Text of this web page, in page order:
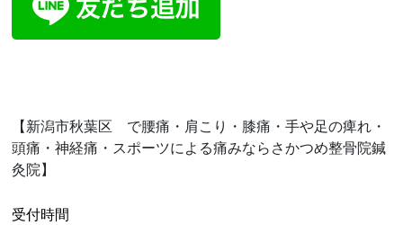
【新潟市秋葉区 で腰痛・肩こり・膝痛・手や足の痺れ・
頭痛・神経痛・スポーツによる痛みならさかつめ整骨院鍼
灸院】
受付時間